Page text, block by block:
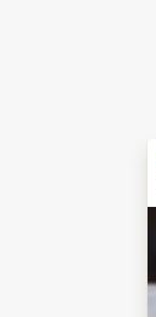
Северный Гоа